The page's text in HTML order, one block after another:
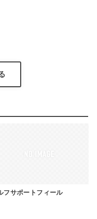
フサポートフィール